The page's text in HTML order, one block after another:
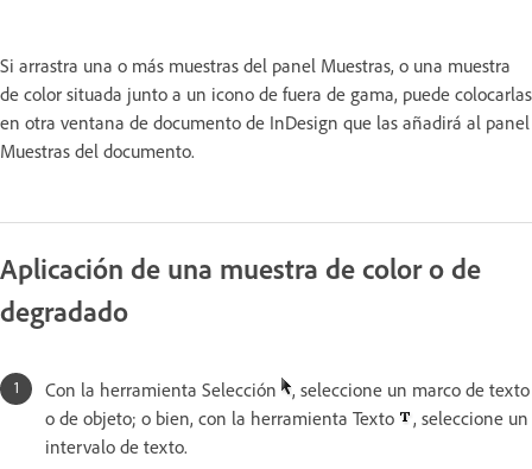
Si arrastra una o más muestras del panel Muestras, o una muestra
de color situada junto a un icono de fuera de gama, puede colocarlas
en otra ventana de documento de InDesign que las añadirá al panel
Muestras del documento.
Aplicación de una muestra de color o de
degradado
Con la herramienta Selección
, seleccione un marco de texto
o de objeto; o bien, con la herramienta Texto
, seleccione un
intervalo de texto.